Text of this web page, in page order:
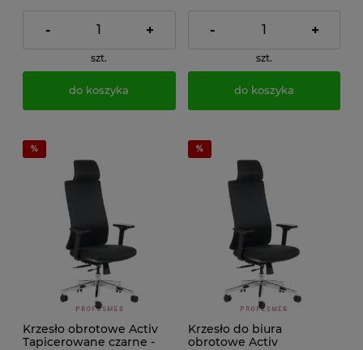
- +
szt.
do koszyka
- +
szt.
do koszyka
Krzesło obrotowe Activ
Tapicerowane czarne -
Krzesło do biura
obrotowe Activ